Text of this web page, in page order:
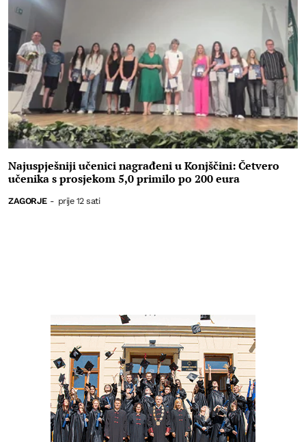
Najuspješniji učenici nagrađeni u Konjščini: Četvero
učenika s prosjekom 5,0 primilo po 200 eura
ZAGORJE - prije 12 sati